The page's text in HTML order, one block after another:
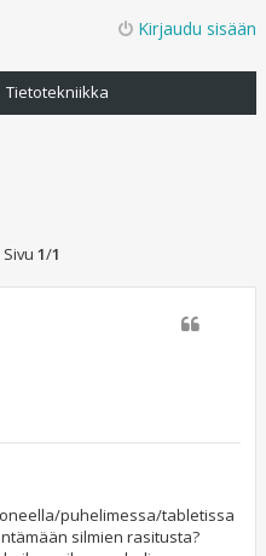
Kirjaudu sisään
Tietotekniikka
1/1
puhelimessa/tabletissa
silmien rasitusta?